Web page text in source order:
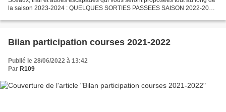
la saison 2023-2024 : QUELQUES SORTIES PASSEES SAISON 2022-2023
Bilan participation courses 2021-2022
Publié le 28/06/2022 à 13:42
Par R109